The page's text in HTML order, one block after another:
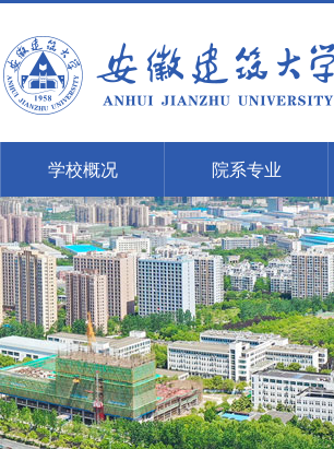
学校概况 院系专业